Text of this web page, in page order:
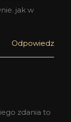
jak w
Odpowiedz
zdania to